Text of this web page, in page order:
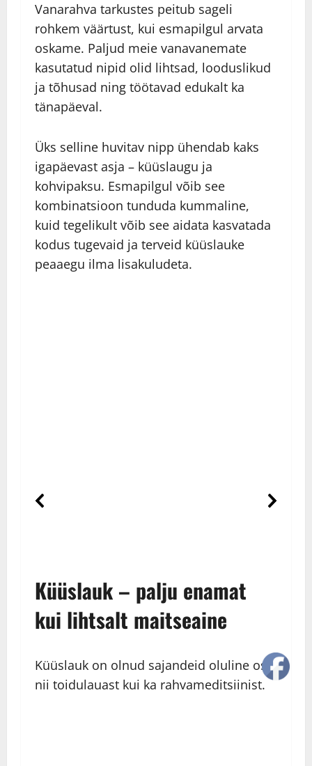
Vanarahva tarkustes peitub sageli
rohkem väärtust, kui esmapilgul arvata
oskame. Paljud meie vanavanemate
kasutatud nipid olid lihtsad, looduslikud
ja tõhusad ning töötavad edukalt ka
tänapäeval.
Üks selline huvitav nipp ühendab kaks
igapäevast asja – küüslaugu ja
kohvipaksu. Esmapilgul võib see
kombinatsioon tunduda kummaline,
kuid tegelikult võib see aidata kasvatada
kodus tugevaid ja terveid küüslauke
peaaegu ilma lisakuludeta.
Küüslauk – palju enamat
kui lihtsalt maitseaine
Küüslauk on olnud sajandeid oluline osa
nii toidulauast kui ka rahvameditsiinist.